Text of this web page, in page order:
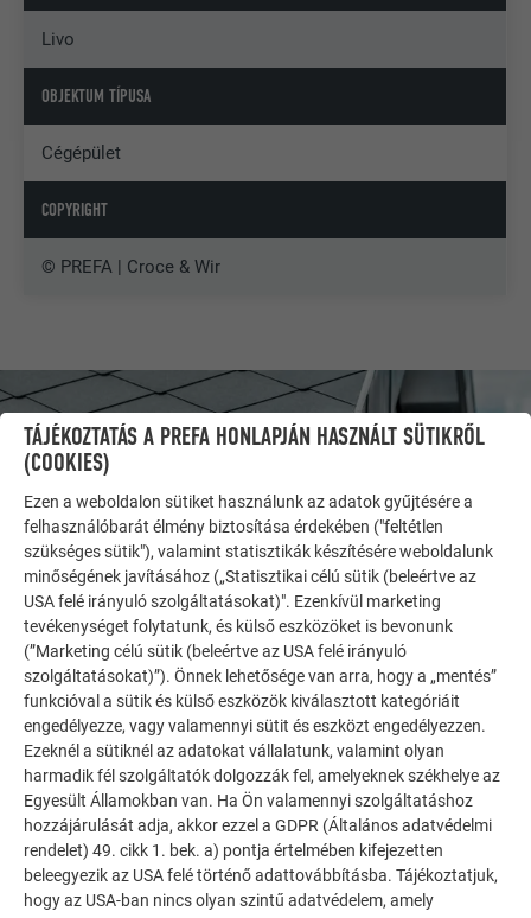
Livo
OBJEKTUM TÍPUSA
Cégépület
COPYRIGHT
© PREFA | Croce & Wir
INSPIRÁLÓDJON
TOVÁBBI ÉPÜLETEK
A PREFA referencia galéria bemutatja, milyen
sokoldalúan felhasználható az alumínium. Fedezzen fel
további lenyűgöző projekteket a tartós PREFA
alumínium megoldásokkal tetőkhöz, napelemekhez és
homlokzatokhoz.
TÁJÉKOZTATÁS A PREFA HONLAPJÁN HASZNÁLT SÜTIKRŐL
(COOKIES)
Ezen a weboldalon sütiket használunk az adatok gyűjtésére a
felhasználóbarát élmény biztosítása érdekében ("feltétlen
szükséges sütik"), valamint statisztikák készítésére weboldalunk
minőségének javításához („Statisztikai célú sütik (beleértve az
USA felé irányuló szolgáltatásokat)". Ezenkívül marketing
tevékenységet folytatunk, és külső eszközöket is bevonunk
(”Marketing célú sütik (beleértve az USA felé irányuló
szolgáltatásokat)”). Önnek lehetősége van arra, hogy a „mentés”
funkcióval a sütik és külső eszközök kiválasztott kategóriáit
engedélyezze, vagy valamennyi sütit és eszközt engedélyezzen.
Ezeknél a sütiknél az adatokat vállalatunk, valamint olyan
harmadik fél szolgáltatók dolgozzák fel, amelyeknek székhelye az
Egyesült Államokban van. Ha Ön valamennyi szolgáltatáshoz
hozzájárulását adja, akkor ezzel a GDPR (Általános adatvédelmi
rendelet) 49. cikk 1. bek. a) pontja értelmében kifejezetten
beleegyezik az USA felé történő adattovábbításba. Tájékoztatjuk,
hogy az USA-ban nincs olyan szintű adatvédelem, amely